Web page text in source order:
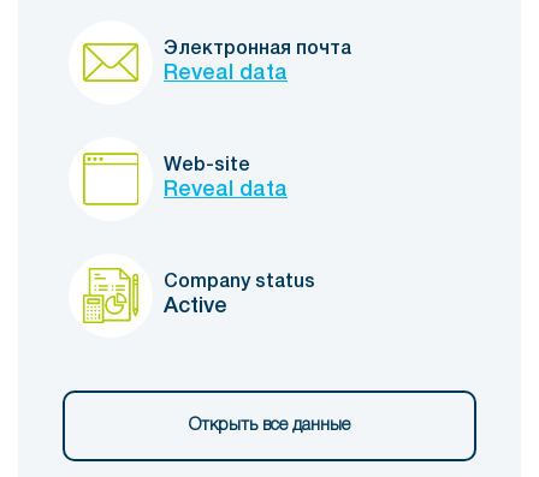
Электронная почта
Reveal data
Web-site
Reveal data
Company status
Active
Открыть все данные